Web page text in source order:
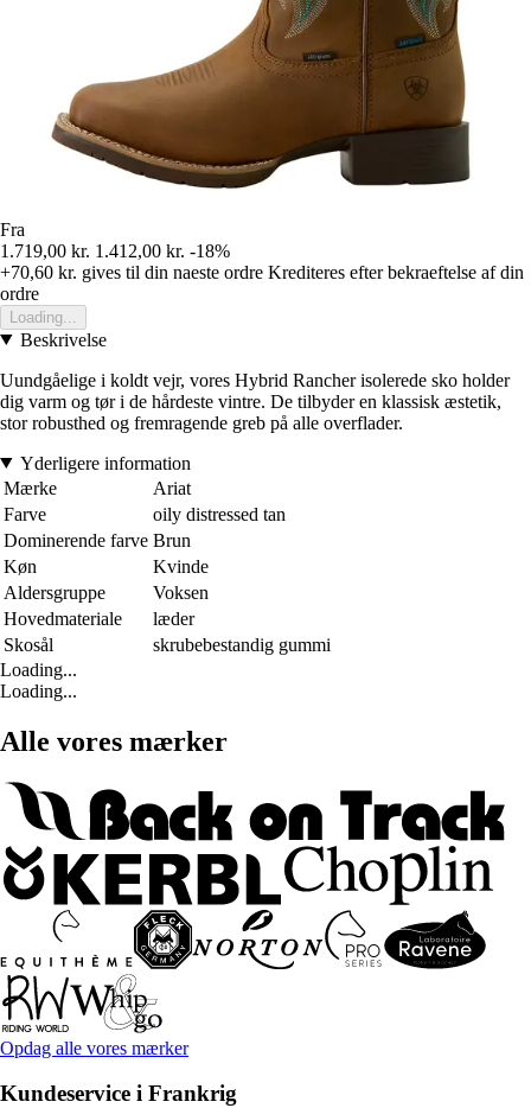
Fra
1.719,00 kr. 1.412,00 kr. -18%
+70,60 kr. gives til din naeste ordre Krediteres efter bekraeftelse af din
ordre
Loading...
Beskrivelse
Uundgåelige i koldt vejr, vores Hybrid Rancher isolerede sko holder
dig varm og tør i de hårdeste vintre. De tilbyder en klassisk æstetik,
stor robusthed og fremragende greb på alle overflader.
Yderligere information
Mærke
Ariat
Farve
oily distressed tan
Dominerende farve Brun
Køn
Kvinde
Aldersgruppe
Voksen
Hovedmateriale
læder
Skosål
skrubebestandig gummi
Loading...
Loading...
Alle vores mærker
Opdag alle vores mærker
Kundeservice i Frankrig